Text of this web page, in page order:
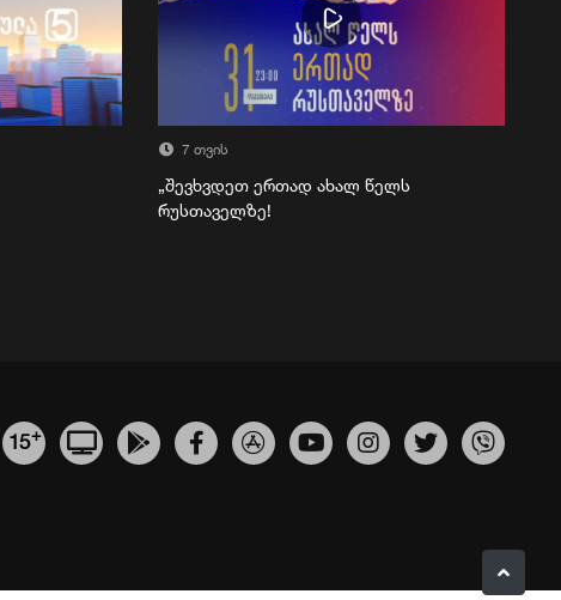
7 თვის
„შევხვდეთ ერთად ახალ წელს
რუსთაველზე!
15+